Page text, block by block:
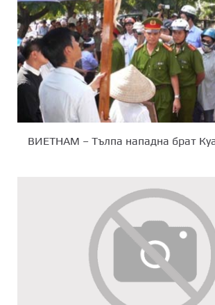
ВИЕТНАМ – Тълпа нападна брат